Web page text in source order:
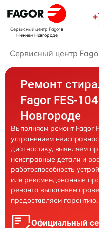
Сервисный центр Fagorв
Нижнем Новгороде
Сервисный центр
Ремонт
Fagor FES-
Новгороде
Выполняем ремонт Fagor
устранением
диагностику, выявляем
неисправные детали и
работоспособность
или рекомендованные
ремонта выполняем
предоставляем гарантию.
Официальный